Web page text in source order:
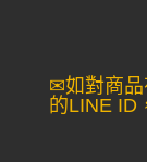
✉如對商品
的LINE ID